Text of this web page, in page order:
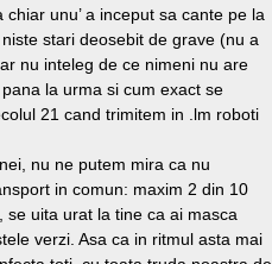
unu’ a inceput sa cante pe la
stari deosebit de grave (nu a
nu inteleg de ce nimeni nu are
la urma si cum exact se
21 cand trimitem in .lm roboti
nu ne putem mira ca nu
in comun: maxim 2 din 10
uita urat la tine ca ai masca
verzi. Asa ca in ritmul asta mai